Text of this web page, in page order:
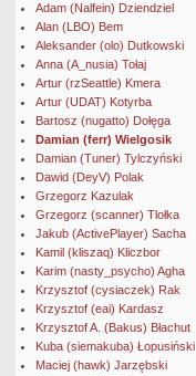
Adam (Nalfein) Dziendziel
Alan (LBO) Bem
Aleksander (olo) Dutkowski
Anna (A_nusia) Tołaj
Artur (rzSeattle) Kmera
Artur (UDAT) Kotyrba
Bartosz (nugatto) Dołęga
Damian (ferr) Wielgosik
Damian (Tuner) Tylczyński
Dawid (DeyV) Polak
Grzegorz Kazulak
Grzegorz (scanner) Tlołka
Jakub (ActivePlayer) Sacha
Kamil (kliszaq) Kliczbor
Karim (nasty_psycho) Agha
Krzysztof (cysiaczek) Rak
Krzysztof (eai) Kardasz
Krzysztof A. (Bakus) Błachut
Kuba (siemakuba) Łopusiński
Maciej (hawk) Jarzębski